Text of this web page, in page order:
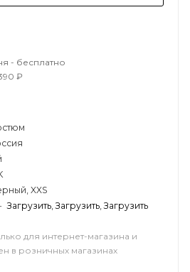
- бесплатно
₽
XXS
Загрузить,Загрузить,Загрузить
для интернет-магазина и
в розничных магазинах